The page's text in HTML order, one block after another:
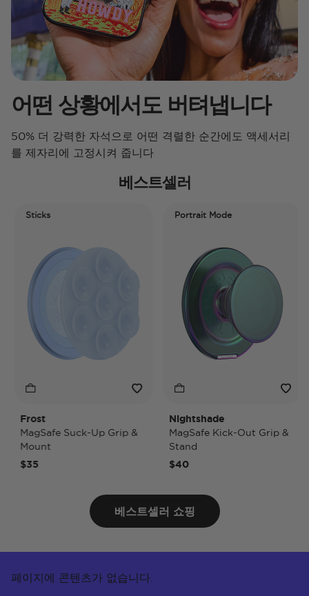
어떤 상황에서도 버텨냅니다
50% 더 강력한 자석으로 어떤 격렬한 순간에도 액세서리
를 제자리에 고정시켜 줍니다
베스트셀러
Sticks
Frost
MagSafe Suck-Up Grip &
Mount
$35
Portrait Mode
Nightshade
MagSafe Kick-Out Grip &
Stand
$40
베스트셀러 쇼핑
페이지에 콘텐츠가 없습니다.